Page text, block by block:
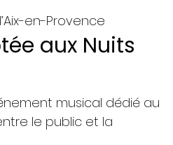
en-Provence
aux Nuits
musical dédié au
le public et la